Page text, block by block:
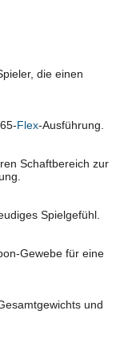
die einen
Flex-Ausführung.
Schaftbereich zur
Spielgefühl.
Gewebe für eine
und